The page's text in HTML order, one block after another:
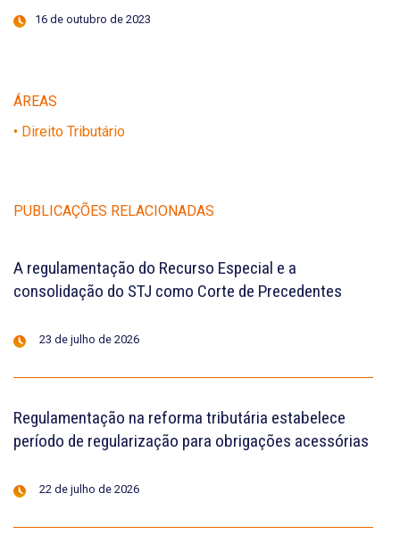
16 de outubro de 2023
ÁREAS
• Direito Tributário
PUBLICAÇÕES RELACIONADAS
A regulamentação do Recurso Especial e a
consolidação do STJ como Corte de Precedentes
23 de julho de 2026
Regulamentação na reforma tributária estabelece
período de regularização para obrigações acessórias
22 de julho de 2026